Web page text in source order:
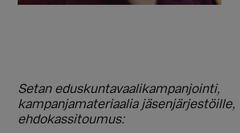
Setan eduskuntavaalikampanjointi,
kampanjamateriaalia jäsenjärjestöille,
ehdokassitoumus: